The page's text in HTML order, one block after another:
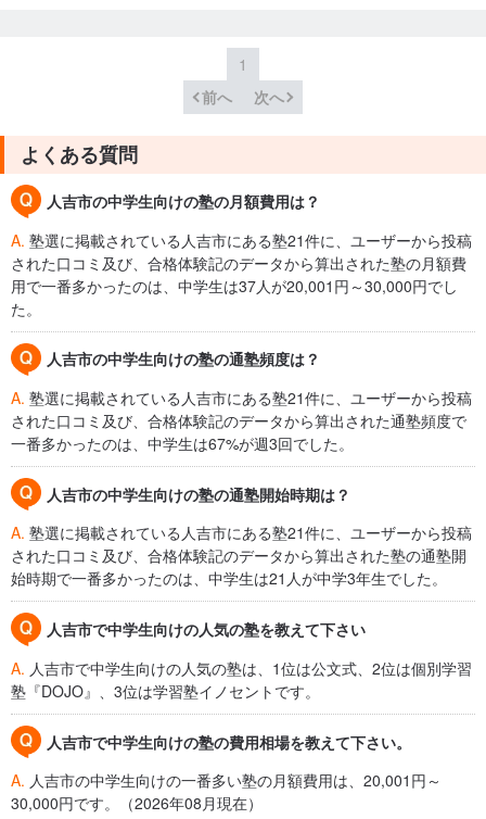
1
前へ
次へ
よくある質問
人吉市の中学生向けの塾の月額費用は？
A. 塾選に掲載されている人吉市にある塾21件に、ユーザーから投稿
された口コミ及び、合格体験記のデータから算出された塾の月額費
用で一番多かったのは、中学生は37人が20,001円～30,000円でし
た。
人吉市の中学生向けの塾の通塾頻度は？
A. 塾選に掲載されている人吉市にある塾21件に、ユーザーから投稿
された口コミ及び、合格体験記のデータから算出された通塾頻度で
一番多かったのは、中学生は67%が週3回でした。
人吉市の中学生向けの塾の通塾開始時期は？
A. 塾選に掲載されている人吉市にある塾21件に、ユーザーから投稿
された口コミ及び、合格体験記のデータから算出された塾の通塾開
始時期で一番多かったのは、中学生は21人が中学3年生でした。
人吉市で中学生向けの人気の塾を教えて下さい
A. 人吉市で中学生向けの人気の塾は、1位は公文式、2位は個別学習
塾『DOJO』、3位は学習塾イノセントです。
人吉市で中学生向けの塾の費用相場を教えて下さい。
A. 人吉市の中学生向けの一番多い塾の月額費用は、20,001円～
30,000円です。（2026年08月現在）